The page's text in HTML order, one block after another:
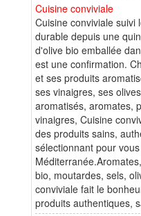
Cuisine conviviale
Cuisine conviviale suivi
durable depuis une
d'olive bio emballée
est une confirmation.
et ses produits
ses vinaigres, ses
aromatisés, aromates,
vinaigres, Cuisine
des produits sains,
sélectionnant pour
bio, moutardes, sels,
conviviale fait le
produits authentiques,